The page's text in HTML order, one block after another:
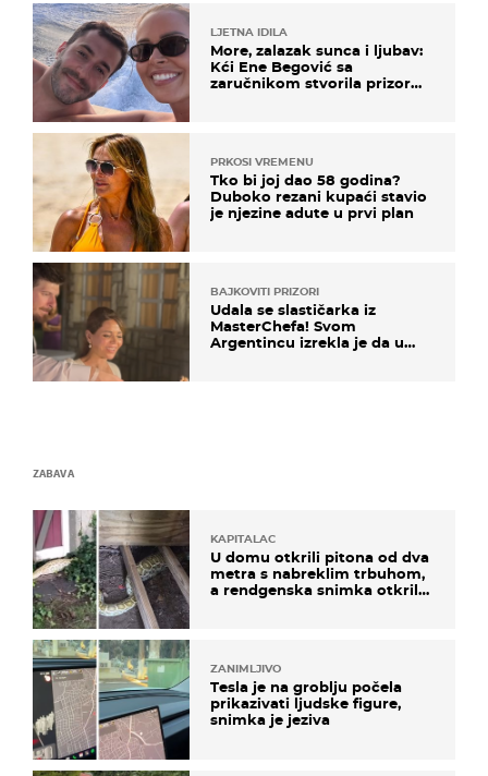
LJETNA IDILA
More, zalazak sunca i ljubav:
Kći Ene Begović sa
zaručnikom stvorila prizor
PRKOSI VREMENU
Tko bi joj dao 58 godina?
Duboko rezani kupaći stavio
je njezine adute u prvi plan
BAJKOVITI PRIZORI
Udala se slastičarka iz
MasterChefa! Svom
Argentincu izrekla je da u
ZABAVA
KAPITALAC
U domu otkrili pitona od dva
metra s nabreklim trbuhom,
a rendgenska snimka otkrila
ZANIMLJIVO
Tesla je na groblju počela
prikazivati ljudske figure,
snimka je jeziva